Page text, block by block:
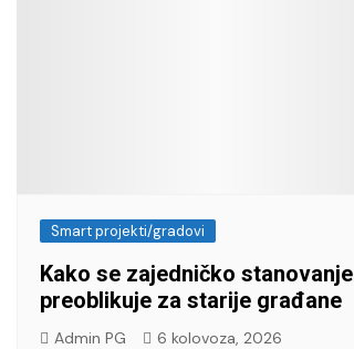
Smart projekti/gradovi
Kako se zajedničko stanovanje
preoblikuje za starije građane
Admin PG 6 kolovoza, 2026